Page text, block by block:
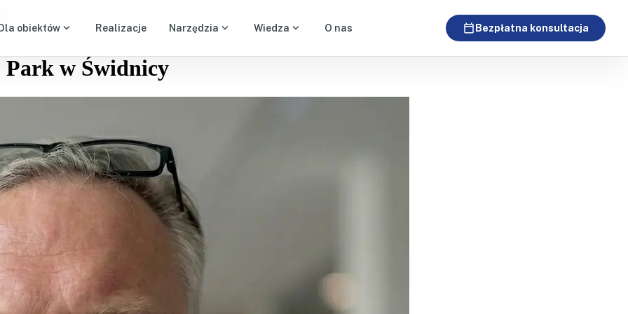
Dla obiektówexpand_more Realizacje Narzędzia expand_more Wiedza expand_more O nas calendar_today Bezpłatna konsultacja
w Świdnicy